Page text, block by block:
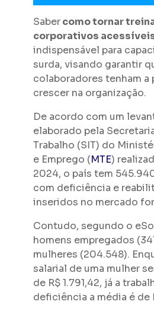
Sabercomo tornar
corporativos
indispensável para
surda, visando garantir
colaboradores tenham
crescer na organização.
De acordo com um
elaborado pela
Trabalho (SIT) do
e Emprego (MTE)
2024, o país tem
com deficiência e
inseridos no mercado
Contudo, segundo o
homens empregados
mulheres (204.548).
salarial de uma mulher
de R$ 1.791,42, já a
deficiência a média é de